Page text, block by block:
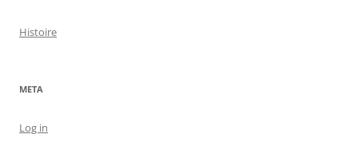
Histoire
META
Log in